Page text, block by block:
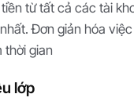
tiền từ tất cả các tài
Đơn giản hóa
thời gian
lớp